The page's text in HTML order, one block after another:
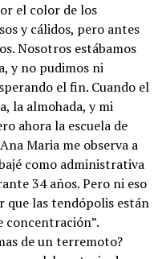
el color de los
y cálidos, pero antes
Nosotros estábamos
y no pudimos ni
el fin. Cuando el
la almohada, y mi
ahora la escuela de
Maria me observa a
como administrativa
34 años. Pero ni eso
que las tendópolis están
concentración”.
de un terremoto?